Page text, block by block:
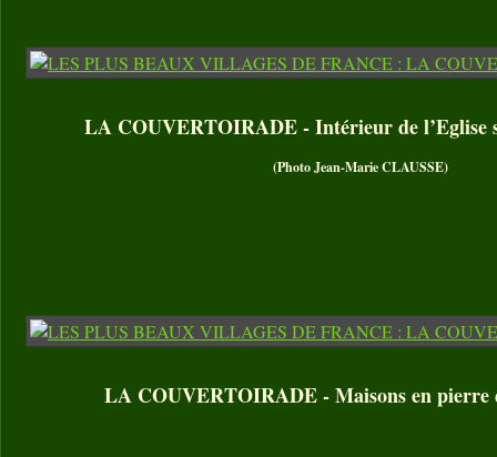
LA COUVERTOIRADE - Intérieur de l’Eglise
(Photo Jean-Marie CLAUSSE)
LA COUVERTOIRADE - Maisons en pierre